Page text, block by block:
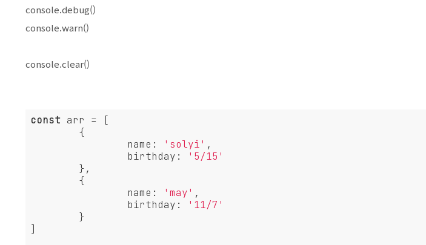
console.debug()
console.warn()
console.clear()
const arr = [
name : 'solyi' ,
birthday :
'5/15'
name : 'may' ,
birthday :
'11/7'
]